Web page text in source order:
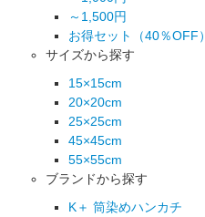
～1,500円
お得セット（40％OFF）
サイズから探す
15×15cm
20×20cm
25×25cm
45×45cm
55×55cm
ブランドから探す
K＋ 筒染めハンカチ